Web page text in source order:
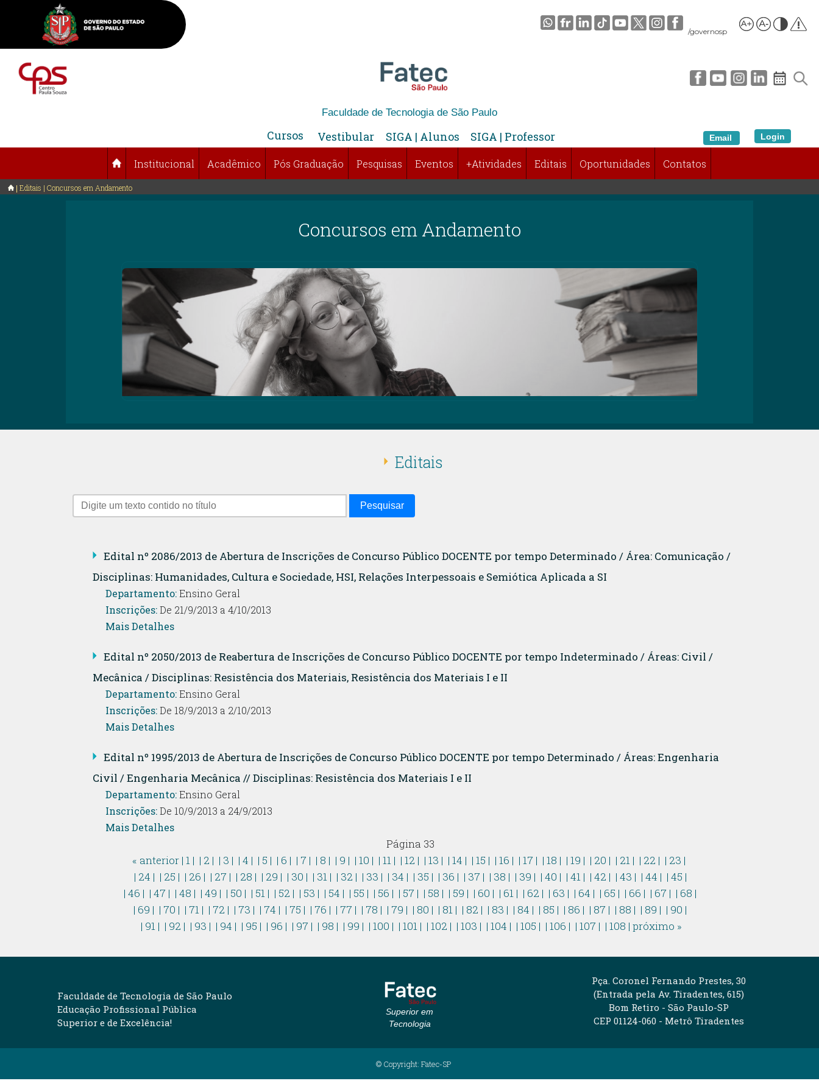
/governosp
Email
Faculdade de Tecnologia de São Paulo
Cursos Vestibular SIGA | Alunos SIGA | Professor
Institucional Acadêmico Pós Graduação Pesquisas Eventos +Atividades Editais Oportunidades Contatos
Login
Editais | Concursos em Andamento
Concursos em Andamento
Editais
Pesquisar
Edital nº 2086/2013 de Abertura de Inscrições de Concurso Público DOCENTE por tempo Determinado / Área: Comunicação /
Disciplinas: Humanidades, Cultura e Sociedade, HSI, Relações Interpessoais e Semiótica Aplicada a SI
Departamento:Ensino Geral
Inscrições:De 21/9/2013 a 4/10/2013
Mais Detalhes
Edital nº 2050/2013 de Reabertura de Inscrições de Concurso Público DOCENTE por tempo Indeterminado / Áreas: Civil /
Mecânica / Disciplinas: Resistência dos Materiais, Resistência dos Materiais I e II
Departamento:Ensino Geral
Inscrições:De 18/9/2013 a 2/10/2013
Mais Detalhes
Edital nº 1995/2013 de Abertura de Inscrições de Concurso Público DOCENTE por tempo Determinado / Áreas: Engenharia
Civil / Engenharia Mecânica // Disciplinas: Resistência dos Materiais I e II
Departamento:Ensino Geral
Inscrições:De 10/9/2013 a 24/9/2013
Mais Detalhes
Página 33
« anterior | 1 | | 2 | | 3 | | 4 | | 5 | | 6 | | 7 | | 8 | | 9 | | 10 | | 11 | | 12 | | 13 | | 14 | | 15 | | 16 | | 17 | | 18 | | 19 | | 20 | | 21 | | 22 | | 23 |
| 24 | | 25 | | 26 | | 27 | | 28 | | 29 | | 30 | | 31 | | 32 | | 33 | | 34 | | 35 | | 36 | | 37 | | 38 | | 39 | | 40 | | 41 | | 42 | | 43 | | 44 | | 45 |
| 46 | | 47 | | 48 | | 49 | | 50 | | 51 | | 52 | | 53 | | 54 | | 55 | | 56 | | 57 | | 58 | | 59 | | 60 | | 61 | | 62 | | 63 | | 64 | | 65 | | 66 | | 67 | | 68 |
| 69 | | 70 | | 71 | | 72 | | 73 | | 74 | | 75 | | 76 | | 77 | | 78 | | 79 | | 80 | | 81 | | 82 | | 83 | | 84 | | 85 | | 86 | | 87 | | 88 | | 89 | | 90 |
| 91 | | 92 | | 93 | | 94 | | 95 | | 96 | | 97 | | 98 | | 99 | | 100 | | 101 | | 102 | | 103 | | 104 | | 105 | | 106 | | 107 | | 108 |próximo »
Superior em
Tecnologia
Faculdade de Tecnologia de São Paulo
Educação Profissional Pública
Superior e de Excelência!
Pça. Coronel Fernando Prestes, 30
(Entrada pela Av. Tiradentes, 615)
Bom Retiro - São Paulo-SP
CEP 01124-060 - Metrô Tiradentes
© Copyright: Fatec-SP